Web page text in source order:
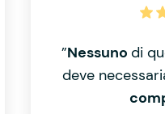
”Nessunodi
deve